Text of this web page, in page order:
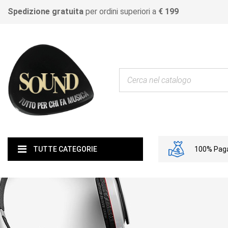
Spedizione gratuita per ordini superiori a € 199
TUTTE CATEGORIE 100%